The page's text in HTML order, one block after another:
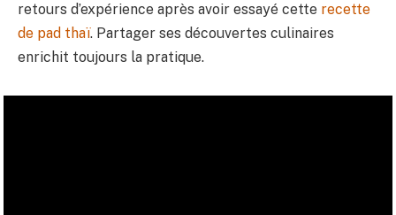
retours d’expérience après avoir essayé cette recette
de pad thaï. Partager ses découvertes culinaires
enrichit toujours la pratique.